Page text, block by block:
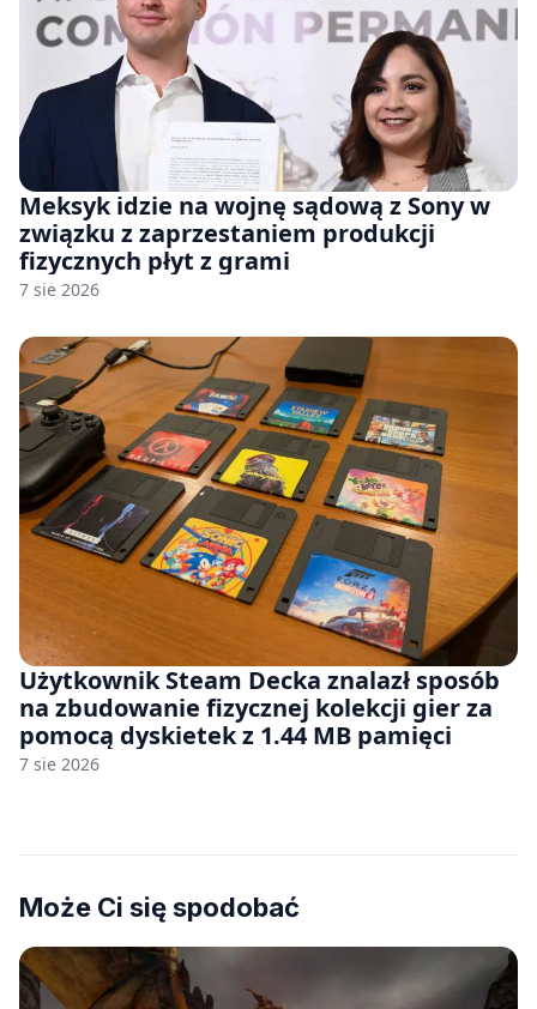
Meksyk idzie na wojnę sądową z Sony w
związku z zaprzestaniem produkcji
fizycznych płyt z grami
7 sie 2026
Użytkownik Steam Decka znalazł sposób
na zbudowanie fizycznej kolekcji gier za
pomocą dyskietek z 1.44 MB pamięci
7 sie 2026
Może Ci się spodobać